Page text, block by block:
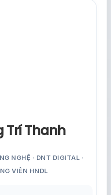
Trí Thanh
NGHỆ · DNT DIGITAL ·
VIÊN HNDL